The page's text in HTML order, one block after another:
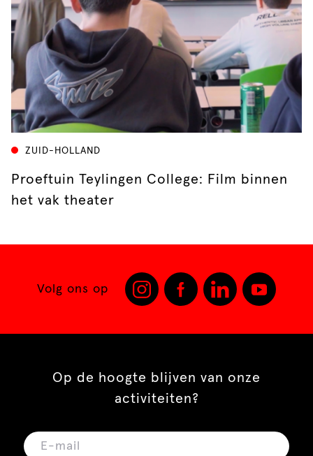
ZUID-HOLLAND
Proeftuin Teylingen College: Film binnen
het vak theater
Volg ons op
Op de hoogte blijven van onze
activiteiten?